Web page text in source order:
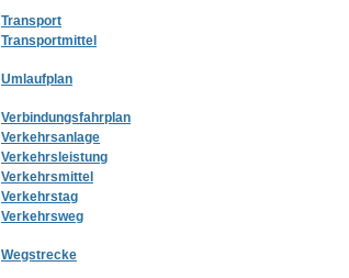
Transport
Transportmittel
Umlaufplan
Verbindungsfahrplan
Verkehrsanlage
Verkehrsleistung
Verkehrsmittel
Verkehrstag
Verkehrsweg
Wegstrecke